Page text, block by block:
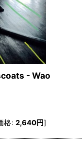
- Wao
格: 2,640円]